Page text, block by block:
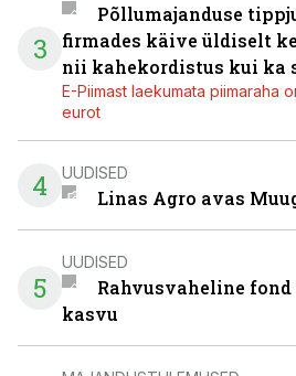
3
Põllumajanduse
firmades käive üldiselt
nii kahekordistus kui ka
E-Piimast laekumata piimaraha
eurot
4 UUDISED
Linas Agro avas
5
UUDISED
Rahvusvaheline fond
kasvu